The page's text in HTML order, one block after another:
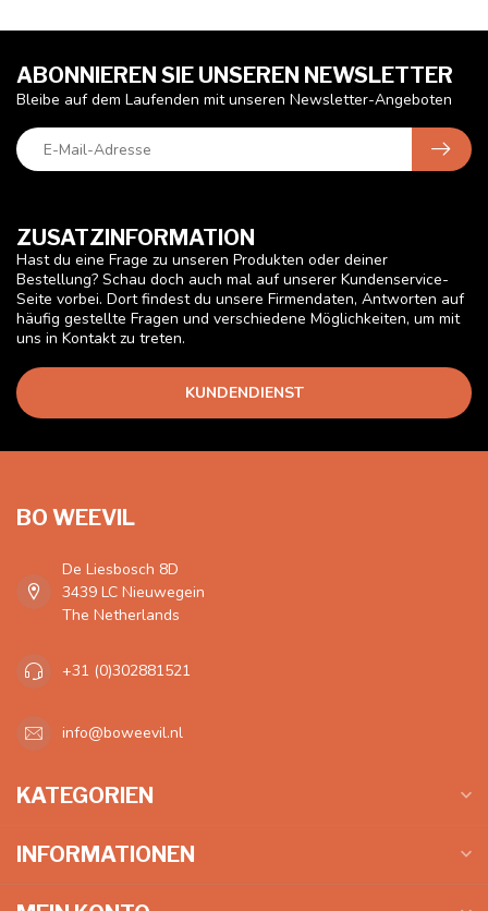
ZUSATZINFORMATION
Hast du eine Frage zu unseren Produkten oder deiner
Bestellung? Schau doch auch mal auf unserer Kundenservice-
Seite vorbei. Dort findest du unsere Firmendaten, Antworten auf
häufig gestellte Fragen und verschiedene Möglichkeiten, um mit
uns in Kontakt zu treten.
KUNDENDIENST
ABONNIEREN SIE UNSEREN NEWSLETTER
Bleibe auf dem Laufenden mit unseren Newsletter-Angeboten
BO WEEVIL
De Liesbosch 8D
3439 LC Nieuwegein
The Netherlands
+31 (0)302881521
info@boweevil.nl
KATEGORIEN
INFORMATIONEN